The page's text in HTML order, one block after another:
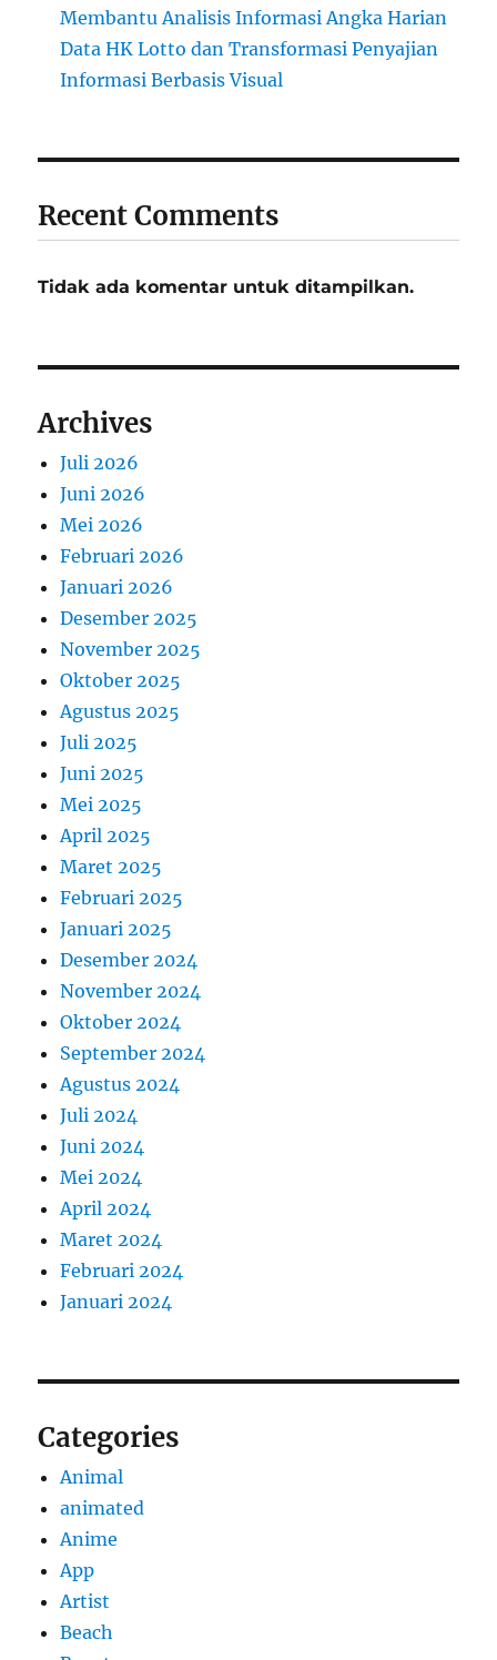
Membantu Analisis Informasi Angka Harian
Data HK Lotto dan Transformasi Penyajian
Informasi Berbasis Visual
Recent Comments
Tidak ada komentar untuk ditampilkan.
Archives
Juli 2026
Juni 2026
Mei 2026
Februari 2026
Januari 2026
Desember 2025
November 2025
Oktober 2025
Agustus 2025
Juli 2025
Juni 2025
Mei 2025
April 2025
Maret 2025
Februari 2025
Januari 2025
Desember 2024
November 2024
Oktober 2024
September 2024
Agustus 2024
Juli 2024
Juni 2024
Mei 2024
April 2024
Maret 2024
Februari 2024
Januari 2024
Categories
Animal
animated
Anime
App
Artist
Beach